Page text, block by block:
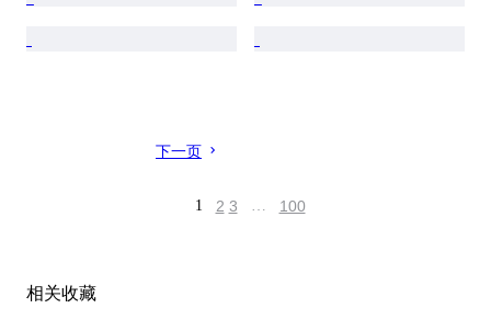
下一页
1 2 3 … 100
相关收藏